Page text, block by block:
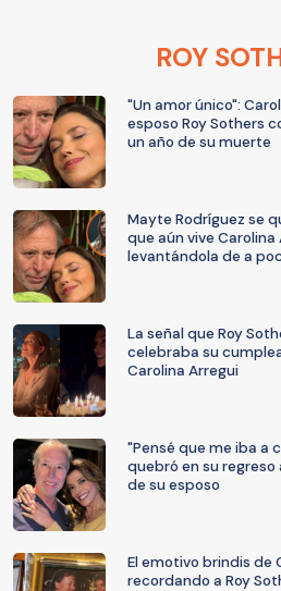
ROY
"Un amor único":
esposo Roy Sothers
un año de su muerte
Mayte Rodríguez se
que aún vive Carolina
levantándola de a
La señal que Roy
celebraba su
Carolina Arregui
"Pensé que me iba a
quebró en su
de su esposo
El emotivo brindis de
recordando a Roy